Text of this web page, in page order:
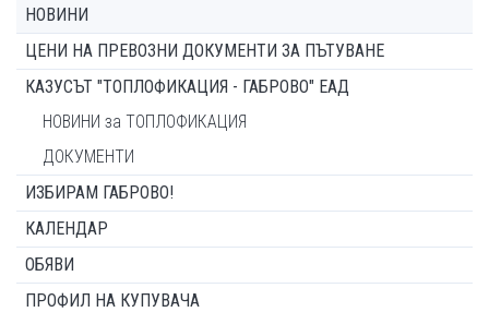
НОВИНИ
ЦЕНИ НА ПРЕВОЗНИ ДОКУМЕНТИ ЗА ПЪТУВАНЕ
КАЗУСЪТ "ТОПЛОФИКАЦИЯ - ГАБРОВО" ЕАД
НОВИНИ за ТОПЛОФИКАЦИЯ
ДОКУМЕНТИ
ИЗБИРАМ ГАБРОВО!
КАЛЕНДАР
ОБЯВИ
ПРОФИЛ НА КУПУВАЧА